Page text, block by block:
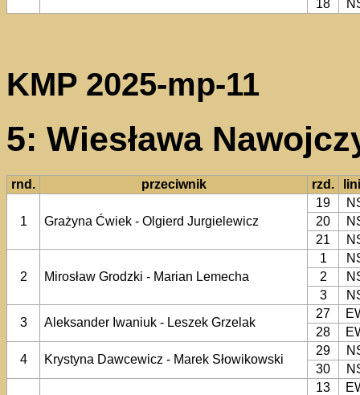
18
KMP 2025-mp-11
5: Wiesława
rnd. przeciwnik rzd.
1 Grażyna Ćwiek - Olgierd Jurgielewicz
19
20
21
2 Mirosław Grodzki - Marian Lemecha
1
2
3
3
Aleksander Iwaniuk - Leszek Grzelak
27
28
4
Krystyna Dawcewicz - Marek Słowikowski
29
30
13